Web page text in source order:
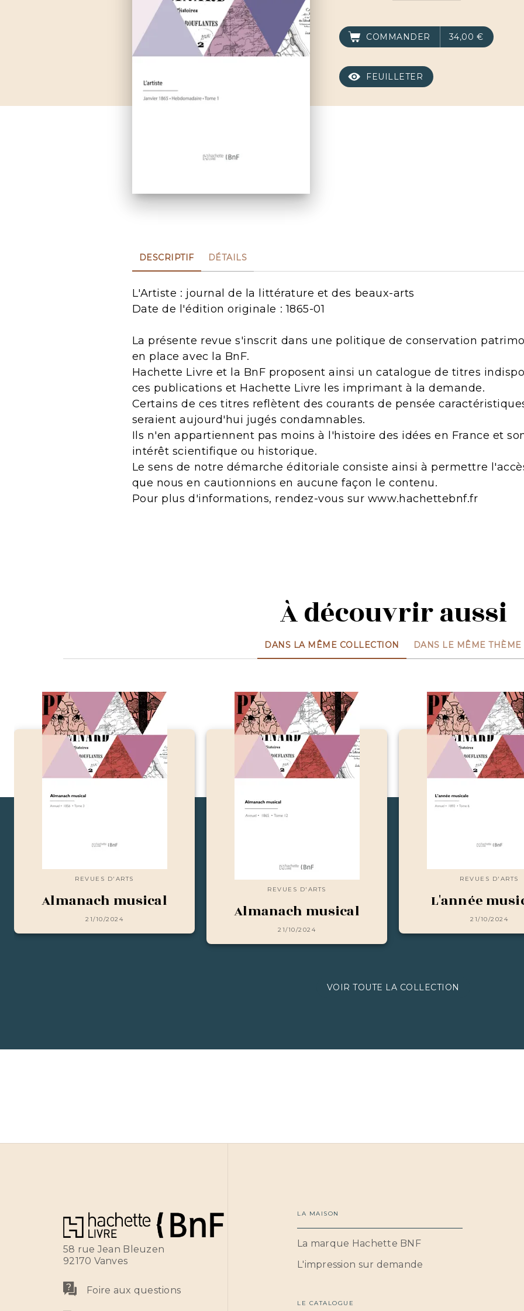
COMMANDER 34,00 €
FEUILLETER
DESCRIPTIF DÉTAILS
L'Artiste : journal de la littérature et des beaux-arts
Date de l'édition originale : 1865-01
La présente revue s'inscrit dans une politique de conservation
en place avec la BnF.
Hachette Livre et la BnF proposent ainsi un catalogue de titres
ces publications et Hachette Livre les imprimant à la demande.
Certains de ces titres reflètent des courants de pensée
seraient aujourd'hui jugés condamnables.
Ils n'en appartiennent pas moins à l'histoire des idées en France et
intérêt scientifique ou historique.
Le sens de notre démarche éditoriale consiste ainsi à permettre
que nous en cautionnions en aucune façon le contenu.
Pour plus d'informations, rendez-vous sur www.hachettebnf.fr
À découvrir aussi
DANS LA MÊME COLLECTION DANS LE MÊME THÈME
REVUES D'ARTS
Almanach musical
21/10/2024
REVUES D'ARTS
Almanach musical
21/10/2024
REVUES D'ARTS
L'année
21/10/2024
VOIR TOUTE LA COLLECTION
58 rue Jean Bleuzen
92170 Vanves
Foire aux questions
LA MAISON
La marque Hachette BNF
L'impression sur demande
LE CATALOGUE